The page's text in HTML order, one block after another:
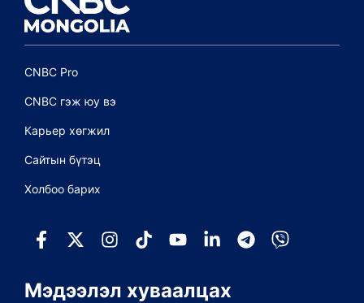
CNBC Pro
CNBC гэж юу вэ
Карьер хөгжил
Сайтын бүтэц
Холбоо барих
Мэдээлэл хуваалцах